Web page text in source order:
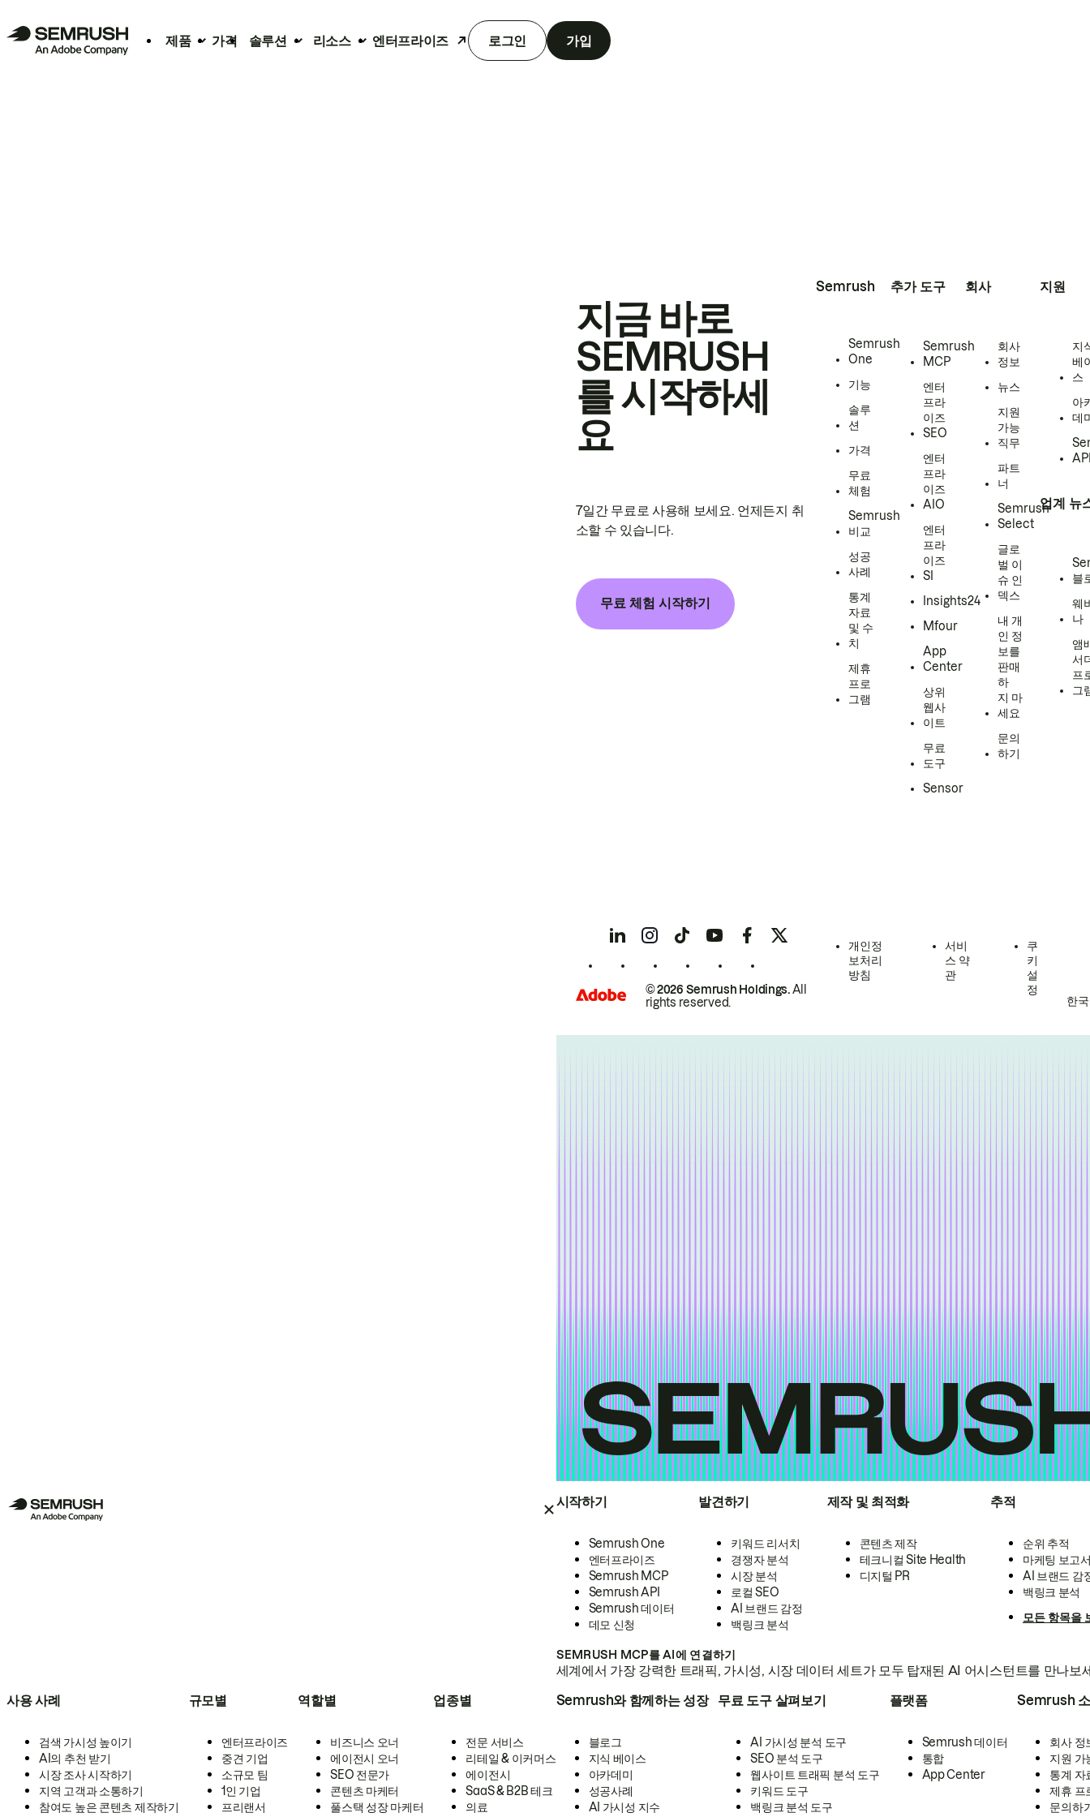
제품 가격 솔루션 리소스 엔터프라이즈 로그인 가입
시작하기
Semrush One
엔터프라이즈
Semrush MCP
Semrush API
Semrush 데이터
데모 신청
발견하기
키워드 리서치
경쟁자 분석
시장 분석
로컬 SEO
AI 브랜드 감정
백링크 분석
제작 및 최적화
콘텐츠 제작
테크니컬 Site Health
디지털 PR
추적
순위 추적
마케팅 보고
AI 브랜드 감
백링크 분석
모든 항목을
SEMRUSH MCP를 AI에 연결하기
세계에서 가장 강력한 트래픽, 가시성, 시장 데이터 세트가 모두 탑재된 AI 어시스턴트를 만나보
사용 사례
검색 가시성 높이기
AI의 추천 받기
시장 조사 시작하기
지역 고객과 소통하기
참여도 높은 콘텐츠 제작하기
규모별
엔터프라이즈
중견 기업
소규모 팀
1인 기업
프리랜서
역할별
비즈니스 오너
에이전시 오너
SEO 전문가
콘텐츠 마케터
풀스택 성장 마케터
업종별
전문 서비스
리테일 & 이커머스
에이전시
SaaS & B2B 테크
의료
Semrush와 함께하는 성장
블로그
지식 베이스
아카데미
성공사례
AI 가시성 지수
무료 도구 살펴보기
AI 가시성 분석 도구
SEO 분석 도구
웹사이트 트래픽 분석 도구
키워드 도구
백링크 분석 도구
플랫폼
Semrush 데이터
통합
App Center
Semrush
회사 정
지원 가
통계 자
제휴 프
문의하
지금 바로
SEMRUSH
를 시작하세
요
7일간 무료로 사용해 보세요. 언제든지 취
소할 수 있습니다.
무료 체험 시작하기
Semrush
Semrush
One
기능
솔루
션
가격
무료
체험
Semrush
비교
성공
사례
통계
자료
및 수
치
제휴
프로
그램
추가 도구
Semrush
MCP
엔터
프라
이즈
SEO
엔터
프라
이즈
AIO
엔터
프라
이즈
SI
Insights24
Mfour
App
Center
상위
웹사
이트
무료
도구
Sensor
회사
회사
정보
뉴스
지원
가능
직무
파트
너
Semrush
Select
글로
벌 이
슈 인
덱스
내 개
인 정
보를
판매
하
지 마
세요
문의
하기
지원
지
베
스
아
데
업계 뉴
블
웨
나
앰
서
프
그
© 2026 Semrush Holdings.All
rights reserved.
개인정
보처리
방침
서비
스 약
관
쿠
키
설
정
한